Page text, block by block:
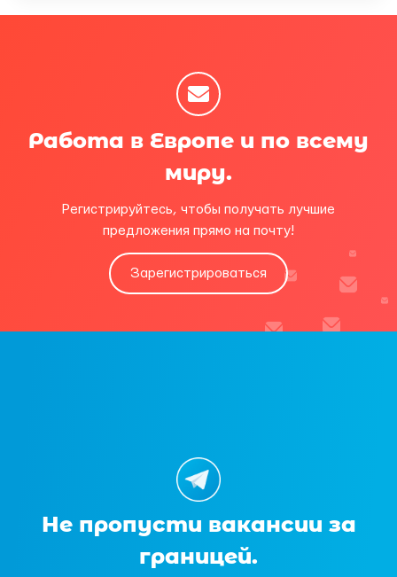
Работа в Европе и по всему
миру.
Регистрируйтесь, чтобы получать лучшие
предложения прямо на почту!
Зарегистрироваться
Не пропусти вакансии за
границей.